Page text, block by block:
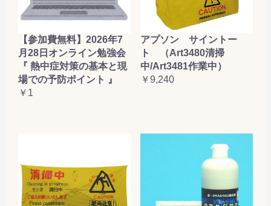
【参加費無料】2026年7
月28日オンライン勉強会
『 熱中症対策の基本と現
場での予防ポイント 』
￥1
アプソン サイントー
ト （Art3480清掃
中/Art3481作業中）
￥9,240